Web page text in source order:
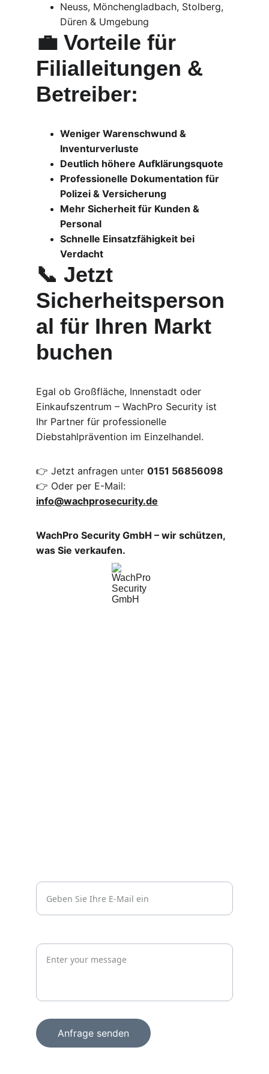
Neuss, Mönchengladbach, Stolberg,
Düren & Umgebung
💼 Vorteile für
Filialleitungen &
Betreiber:
Weniger Warenschwund &
Inventurverluste
Deutlich höhere Aufklärungsquote
Professionelle Dokumentation für
Polizei & Versicherung
Mehr Sicherheit für Kunden &
Personal
Schnelle Einsatzfähigkeit bei
Verdacht
📞 Jetzt
Sicherheitsperson
al für Ihren Markt
buchen
Egal ob Großfläche, Innenstadt oder
Einkaufszentrum – WachPro Security ist
Ihr Partner für professionelle
Diebstahlprävention im Einzelhandel.
👉 Jetzt anfragen unter 0151 56856098
👉 Oder per E-Mail:
info@wachprosecurity.de
WachPro Security GmbH – wir schützen,
was Sie verkaufen.
Anfrage senden